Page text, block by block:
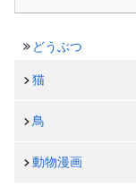
どうぶつ
猫
鳥
動物漫画